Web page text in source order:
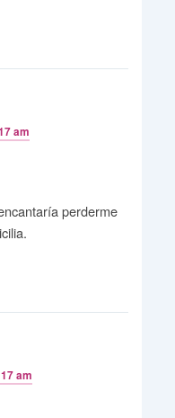
am
perderme
am